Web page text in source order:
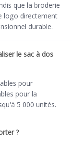
que la broderie
logo directement
durable.
le sac à dos
pour
pour la
5 000 unités.
?